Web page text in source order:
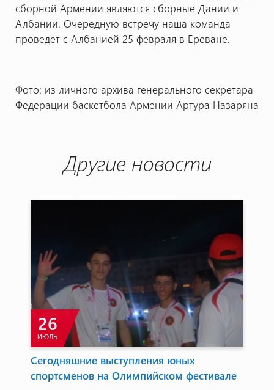
сборной Армении являются сборные Дании и
Албании. Очередную встречу наша команда
проведет с Албанией 25 февраля в Ереване.
Фото: из личного архива генерального секретара
Федерации баскетбола Армении Артура Назаряна
Другие новости
26
ИЮЛЬ
Сегодняшние выступления юных
спортсменов на Олимпийском фестивале